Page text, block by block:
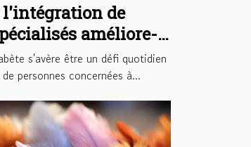
l'intégration de
améliore-t-
aux patients
?
s'avère être un défi quotidien
personnes concernées à...